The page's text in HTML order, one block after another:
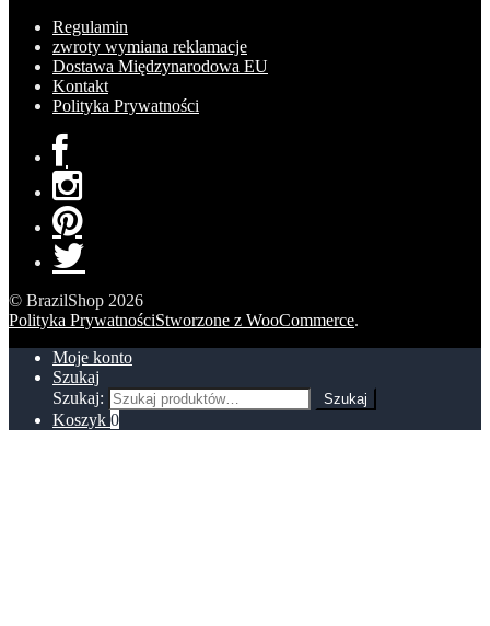
Regulamin
zwroty wymiana reklamacje
Dostawa Międzynarodowa EU
Kontakt
Polityka Prywatności
© BrazilShop 2026
Polityka PrywatnościStworzone z WooCommerce.
Moje konto
Szukaj
Szukaj:
Szukaj
Koszyk 0